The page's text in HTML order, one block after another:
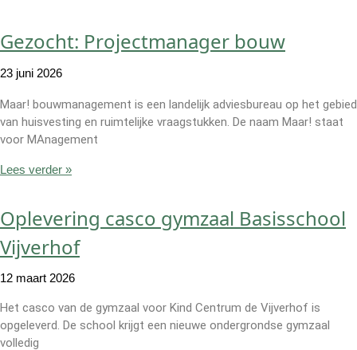
Gezocht: Projectmanager bouw
23 juni 2026
Maar! bouwmanagement is een landelijk adviesbureau op het gebied
van huisvesting en ruimtelijke vraagstukken. De naam Maar! staat
voor MAnagement
Lees verder »
Oplevering casco gymzaal Basisschool
Vijverhof
12 maart 2026
Het casco van de gymzaal voor Kind Centrum de Vijverhof is
opgeleverd. De school krijgt een nieuwe ondergrondse gymzaal
volledig